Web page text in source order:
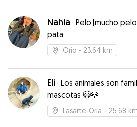
los cuidados necesarios
detalle. Han sido 6 días
estado bastante lejos y
trato y el buen feedback con
recomendable, eskerrik
Nahia · Pelo (mucho
pata
Orio - 23.64 km
Eli · Los animales son
mascotas 😺🐶
Lasarte-Oria - 25.68 km